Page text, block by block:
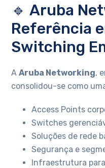
🔹 Aruba
Referência
Switching
AAruba Networking,
consolidou-se como
Access Points
Switches
Soluções de rede
Segurança e
Infraestrutura